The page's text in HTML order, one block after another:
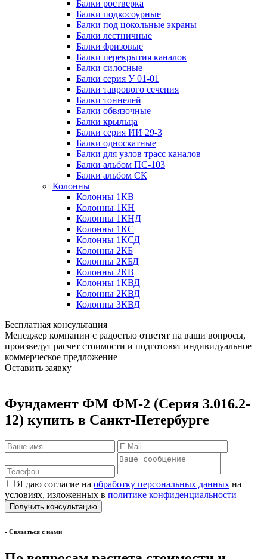
Балки ростверка
Балки подкосоурные
Балки под цокольные экраны
Балки лестничные
Балки фризовые
Балки перекрытия каналов
Балки силосные
Балки серия У 01-01
Балки таврового сечения
Балки тоннелей
Балки обвязочные
Балки крыльца
Балки серия ИИ 29-3
Балки односкатные
Балки для узлов трасс каналов
Балки альбом ПС-103
Балки альбом СК
Колонны
Колонны 1КВ
Колонны 1КН
Колонны 1КНД
Колонны 1КС
Колонны 1КСД
Колонны 2КБ
Колонны 2КБД
Колонны 2КВ
Колонны 1КВД
Колонны 2КВД
Колонны 3КВД
Бесплатная консультация
Менеджер компании с радостью ответят на ваши вопросы,
произведут расчет стоимости и подготовят индивидуальное
коммерческое предложение
Оставить заявку
Фyндамент ФМ ФМ-2 (Серия 3.016.2-
12) купить в Санкт-Петербурге
Я даю согласие на обработку персональных данных на
условиях, изложенных в политике конфиденциальности
- Cвязаться с нами